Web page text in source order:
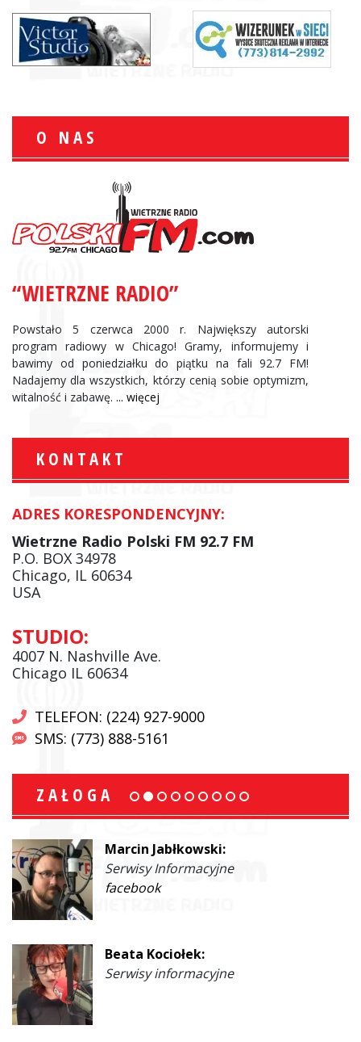
O NAS
“WIETRZNE RADIO”
Powstało 5 czerwca 2000 r. Największy autorski
program radiowy w Chicago! Gramy, informujemy i
bawimy od poniedziałku do piątku na fali 92.7 FM!
Nadajemy dla wszystkich, którzy cenią sobie optymizm,
witalność i zabawę. ... więcej
KONTAKT
ADRES KORESPONDENCYJNY:
Wietrzne Radio Polski FM 92.7 FM
P.O. BOX 34978
Chicago, IL 60634
USA
STUDIO:
4007 N. Nashville Ave.
Chicago IL 60634
TELEFON: (224) 927-9000
SMS: (773) 888-5161
ZAŁOGA
Marcin Jabłkowski:
Serwisy Informacyjne
facebook
Beata Kociołek:
Serwisy informacyjne